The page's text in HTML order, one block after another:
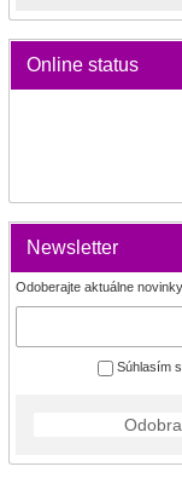
Online status
Newsletter
Odoberajte aktuálne novinky
Súhlasím s